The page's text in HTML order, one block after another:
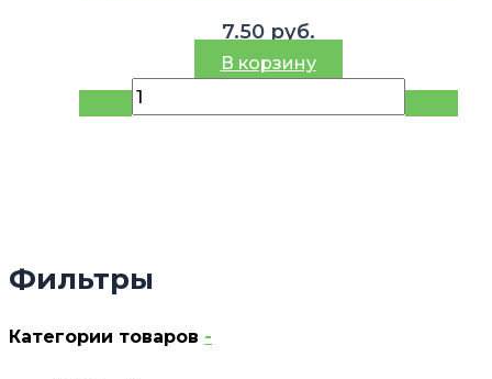
Фильтры
Категории товаров -
7.50 руб.
В корзину